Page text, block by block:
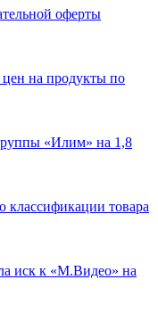
оферты
на продукты по
«Илим» на 1,8
классификации товара
иск к «М.Видео» на